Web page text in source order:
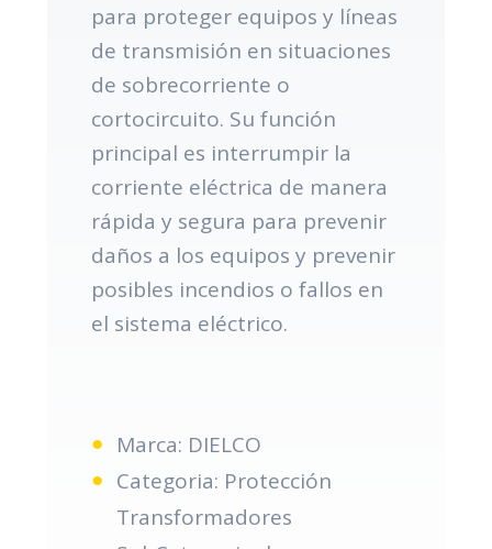
para proteger equipos y líneas
de transmisión en situaciones
de sobrecorriente o
cortocircuito. Su función
principal es interrumpir la
corriente eléctrica de manera
rápida y segura para prevenir
daños a los equipos y prevenir
posibles incendios o fallos en
el sistema eléctrico.
Marca: DIELCO
Categoria: Protección
Transformadores